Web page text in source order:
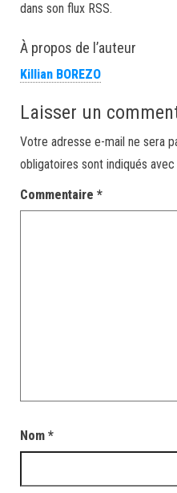
dans son flux RSS.
À propos de l’auteur
Killian BOREZO
Laisser un
Votre adresse e-mail ne sera
obligatoires sont indiqués avec
Commentaire *
Nom *